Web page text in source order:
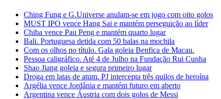
Ching Fung e G.Universe anulam-se em jogo com oito golos
MUST IPO vence Hang Sai e mantém perseguição ao líder
Chiba vence Pau Peng e mantém quarto lugar
Bali. Portuguesa detida com 50 balas na mochila
Com os olhos no título. Gala goleia Benfica de Macau.
Pessoa caligráfico. Até 4 de Julho na Fundação Rui Cunha
Shao Jiang goleia e segura primeiro lugar
Droga em latas de atum. PJ intercepta três quilos de heroína
Argélia vence Jordânia e mantém futuro em aberto
Argentina vence Áustria com dois golos de Messi